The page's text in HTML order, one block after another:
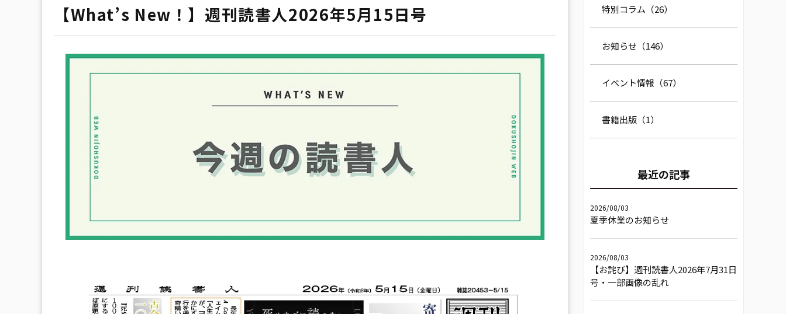
【What’s New！】週刊読書人2026年5月15日号 特別コラム（26）
お知らせ（146）
イベント情報（67）
書籍出版（1）
最近の記事
2026/08/03
夏季休業のお知らせ
2026/08/03
【お詫び】週刊読書人2026年7月31日
号・一部画像の乱れ